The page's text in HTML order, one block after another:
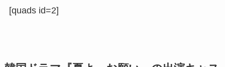
[quads id=2]